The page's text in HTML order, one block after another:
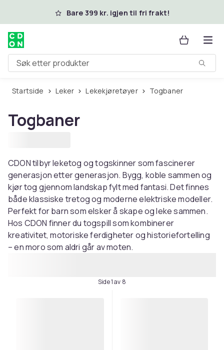
Hopp til hovedinnholdBare 399 kr. igjen til fri frakt!
Søk etter produkter
Startside Leker Lekekjøretøyer Togbaner
Togbaner
CDON tilbyr leketog og togskinner som fascinerer
generasjon etter generasjon. Bygg, koble sammen og
kjør tog gjennom landskap fylt med fantasi. Det finnes
både klassiske tretog og moderne elektriske modeller.
Perfekt for barn som elsker å skape og leke sammen.
Hos CDON finner du togspill som kombinerer
kreativitet, motoriske ferdigheter og historiefortelling
– en moro som aldri går av moten.
Side 1 av 8